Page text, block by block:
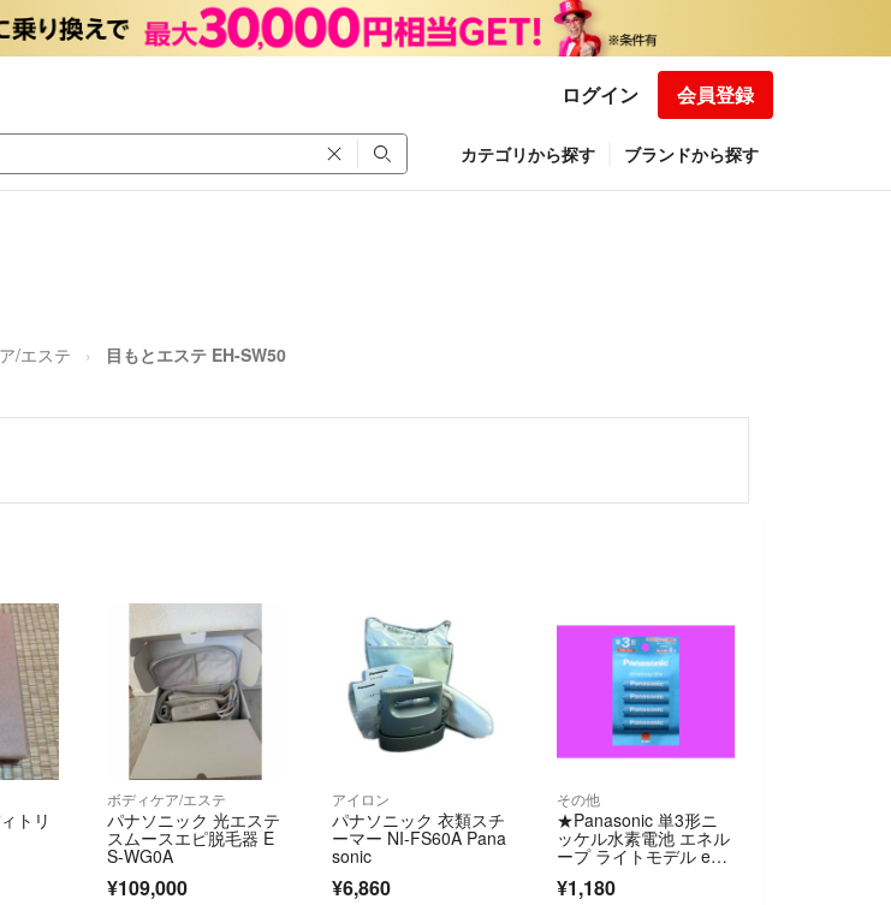
ログイン 会員登録
カテゴリから探す ブランドから探す
/エステ 目もとエステ EH-SW50
トリ
ボディケア/エステ
パナソニック 光エステ
スムースエピ脱毛器 E
S-WG0A
¥109,000
アイロン
パナソニック 衣類スチ
ーマー NI-FS60A Pana
sonic
¥6,860
その他
★Panasonic 単3形ニ
ッケル水素電池 エネル
ープ ライトモデル enel
oop lite 【BK-3LCD/4
H】
¥1,180